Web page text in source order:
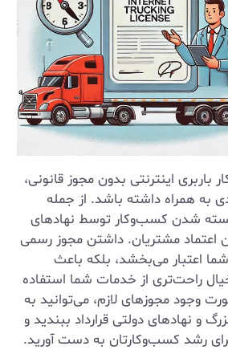
باربری اینترنتی بدون مجوز قانونی،
به همراه داشته باشد. از جمله
شدن کسب‌وکار توسط نهادهای
اعتماد مشتریان. داشتن مجوز رسمی
اعتبار می‌بخشد، بلکه باعث
راحت‌تری از خدمات شما استفاده
وجود مجوزهای لازم، می‌توانید به
و نهادهای دولتی قرارداد ببندید و
رشد کسب‌وکارتان به دست آورید.